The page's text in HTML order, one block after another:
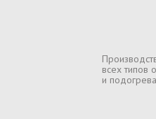
всех типов
и